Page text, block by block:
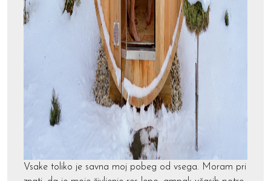
Vsake toliko je savna moj pobeg od vsega. Moram pri